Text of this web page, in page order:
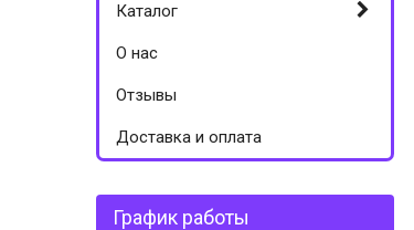
Каталог
О нас
Отзывы
Доставка и оплата
График работы